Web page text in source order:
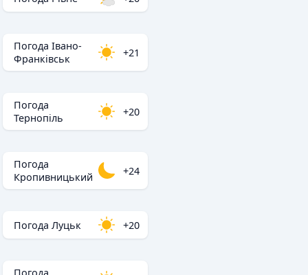
Погода Івано-
Франківськ
+21
Погода
Тернопіль
+20
Погода
Кропивницький
+24
Погода Луцьк +20